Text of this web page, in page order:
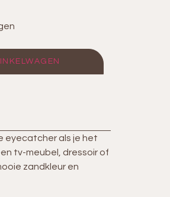
eyecatcher als je het
tv-meubel, dressoir of
zandkleur en